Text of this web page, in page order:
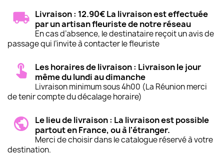
(5
Livraison : 12.90€ La livraison est effectuée
par un artisan fleuriste de notre réseau
En cas d’absence, le destinataire reçoit un avis de
passage qui l’invite à contacter le fleuriste
Les horaires de livraison : Livraison le jour
même du lundi au dimanche
Livraison minimum sous 4h00 (La Réunion merci
de tenir compte du décalage horaire)
Le lieu de livraison : La livraison est possible
partout en France, ou à l'étranger.
Merci de choisir dans le catalogue réservé à votre
destination.